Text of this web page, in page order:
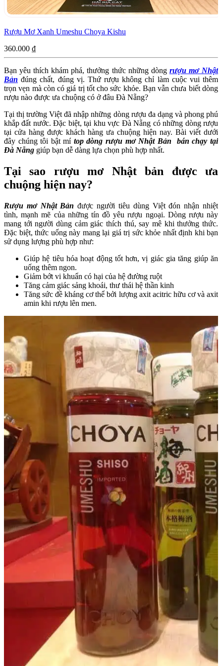
Rượu Mơ Xanh Umeshu Choya Kishu
360.000 ₫
Bạn yêu thích khám phá, thưởng thức những dòng rượu mơ Nhật
Bản đúng chất, đúng vị. Thứ rượu không chỉ làm cuộc vui thêm
trọn vẹn mà còn có giá trị tốt cho sức khỏe. Bạn vẫn chưa biết dòng
rượu nào được ưa chuộng có ở đâu Đà Nẵng?
Tại thị trường Việt đã nhập những dòng rượu đa dạng và phong phú
khắp đất nước. Đặc biệt, tại khu vực Đà Nẵng có những dòng rượu
tại cửa hàng được khách hàng ưa chuộng hiện nay. Bài viết dưới
đây chúng tôi bật mí top dòng rượu mơ Nhật Bản bán chạy tại
Đà Nẵng giúp bạn dễ dàng lựa chọn phù hợp nhất.
Tại sao rượu mơ Nhật bản được ưa
chuộng hiện nay?
Rượu mơ Nhật Bảnđược người tiêu dùng Việt đón nhận nhiệt
tình, mạnh mẽ của những tín đồ yêu rượu ngoại. Dòng rượu này
mang tới người dùng cảm giác thích thú, say mê khi thưởng thức.
Đặc biệt, thức uống này mang lại giá trị sức khỏe nhất định khi bạn
sử dụng lượng phù hợp như:
Giúp hệ tiêu hóa hoạt động tốt hơn, vị giác gia tăng giúp ăn
uống thêm ngon.
Giảm bớt vi khuẩn có hại của hệ đường ruột
Tăng cảm giác sảng khoái, thư thái hệ thần kinh
Tăng sức đề kháng cơ thể bởi lượng axit acitric hữu cơ và axit
amin khi rượu lên men.